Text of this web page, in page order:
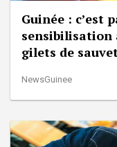
Guinée : c’est
sensibilisation
gilets de
NewsGuinee